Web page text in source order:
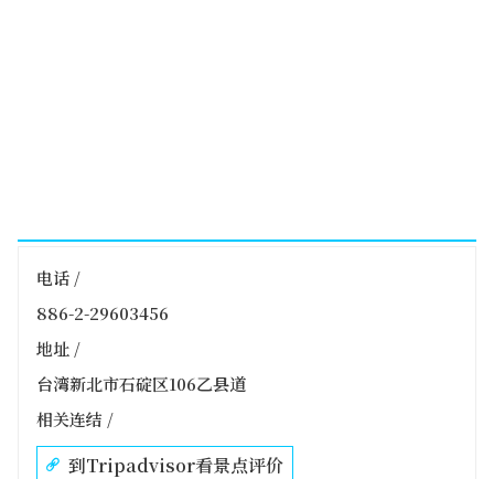
电话 /
886-2-29603456
地址 /
台湾新北市石碇区106乙县道
相关连结 /
到Tripadvisor看景点评价